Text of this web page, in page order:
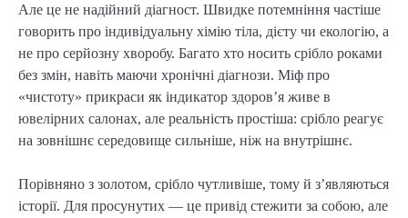
Але це не надійний діагност. Швидке потемніння частіше
говорить про індивідуальну хімію тіла, дієту чи екологію, а
не про серйозну хворобу. Багато хто носить срібло роками
без змін, навіть маючи хронічні діагнози. Міф про
«чистоту» прикраси як індикатор здоров’я живе в
ювелірних салонах, але реальність простіша: срібло реагує
на зовнішнє середовище сильніше, ніж на внутрішнє.
Порівняно з золотом, срібло чутливіше, тому й з’являються
історії. Для просунутих — це привід стежити за собою, але